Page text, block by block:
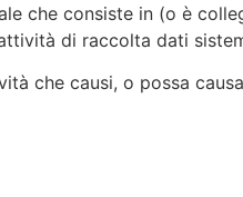
che consiste in (o è
di raccolta dati
che causi, o possa